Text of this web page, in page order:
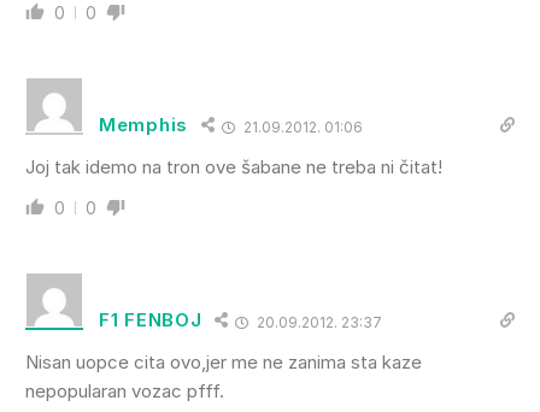
0 0
Memphis 21.09.2012. 01:06
Joj tak idemo na tron ove šabane ne treba ni čitat!
0 0
F1 FENBOJ 20.09.2012. 23:37
Nisan uopce cita ovo,jer me ne zanima sta kaze
nepopularan vozac pfff.